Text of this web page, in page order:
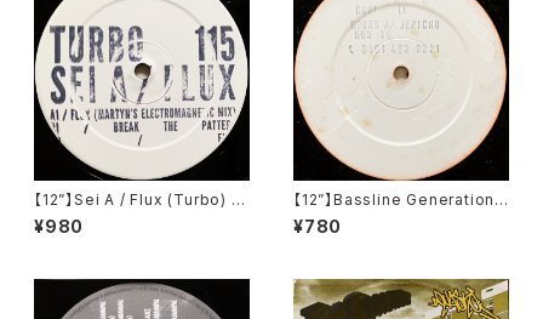
【12”】Sei A / Flux (Turbo) (T
urbo 115)
¥980
【12”】Bassline Generation /
Cool Scool / Horns Of Jeri
cho (Kickin' Underground
¥780